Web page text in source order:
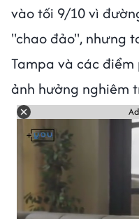
vào tối 9/10 vì
"chao đảo", nhưng
Tampa và các
ảnh hưởng nghiêm